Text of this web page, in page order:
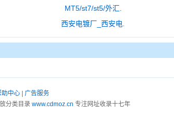
MT5/st7/st5/外汇.
西安电镀厂_西安电.
助中心
广告服务
分类目录 www.cdmoz.cn 专注网址收录十七年